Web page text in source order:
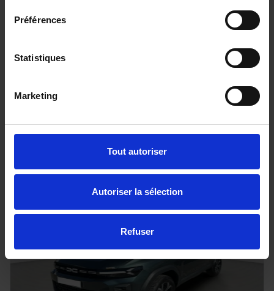
Préférences
Statistiques
Marketing
Tout autoriser
Autoriser la sélection
Refuser
205 BVA10 E-4WD TREMOR COVER 4PL